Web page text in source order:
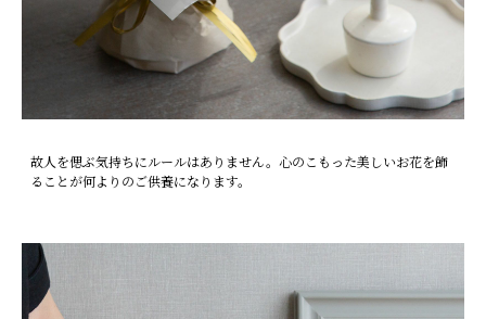
故人を偲ぶ気持ちにルールはありません。心のこもった美しいお花を飾
ることが何よりのご供養になります。